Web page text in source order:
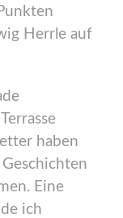
Herrle auf
haben
Eine
ich